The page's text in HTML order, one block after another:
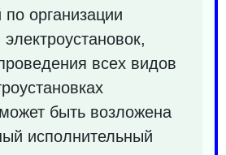
по организации
всех видов
быть возложена
исполнительный